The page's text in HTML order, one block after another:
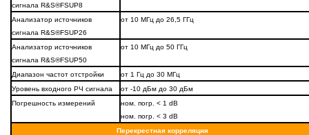
сигнала R&S®FSUP8
Анализатор источников
сигнала R&S®FSUP26
от 10 МГц до 26,5 ГГц
Анализатор источников
сигнала R&S®FSUP50
от 10 МГц до 50 ГГц
Диапазон частот отстройки
от 1 Гц до 30 МГц
Уровень входного РЧ сигнала
от -10 дБм до 30 дБм
Погрешность измерений
ном. погр. < 1 dB
ном. погр. < 3 dB
Перекрестная корреляция